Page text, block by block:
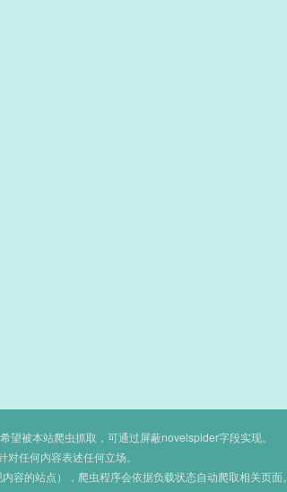
被本站爬虫抓取，可通过屏蔽novelspider字段实现。
任何内容表述任何立场。
的站点），爬虫程序会依据负载状态自动爬取相关页面。